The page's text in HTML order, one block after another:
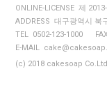
ONLINE-LICENSE 제
ADDRESS 대구광역시 북
TEL 0502-123-1000
E-MAIL
(c) 2018 cakesoap Co.Ltd